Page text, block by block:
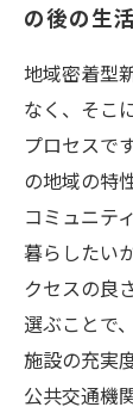
の後の生活
地域密着型
なく、そこ
プロセスで
の地域の特
コミュニテ
暮らしたい
クセスの良
選ぶことで
施設の充実
公共交通機